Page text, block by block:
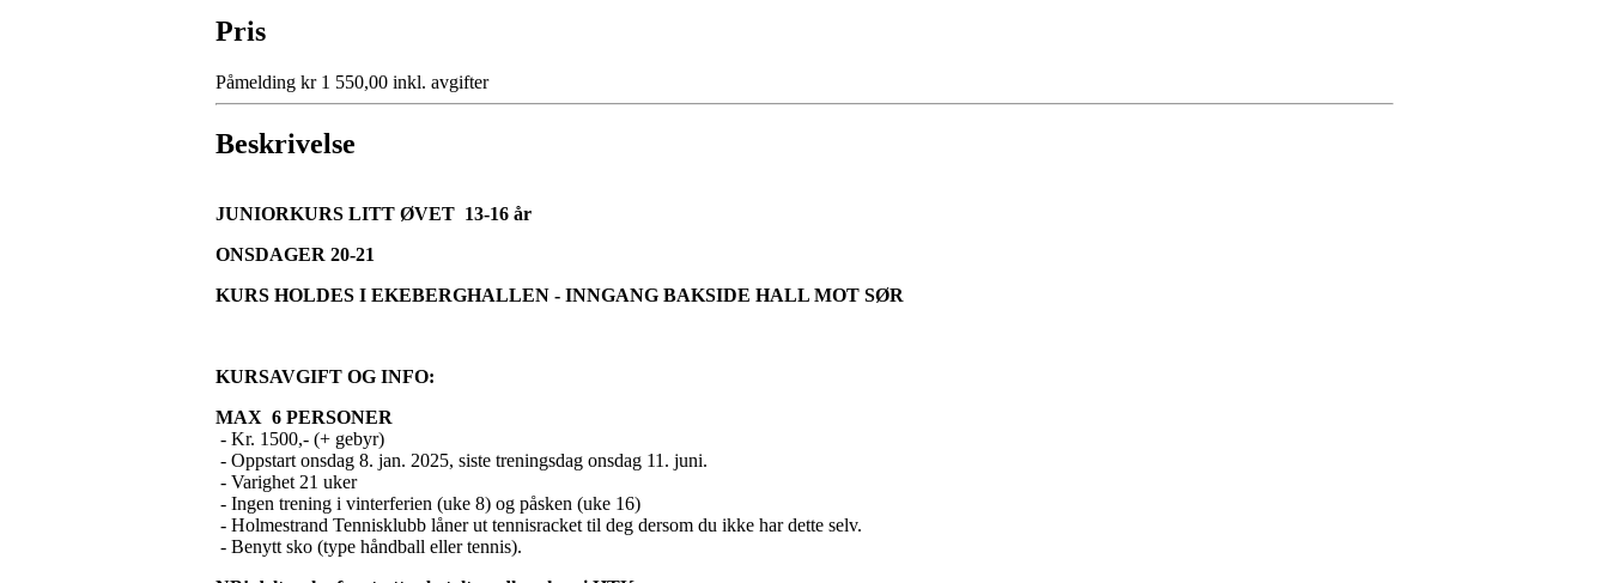
Pris
Påmelding kr 1 550,00 inkl. avgifter
Beskrivelse
JUNIORKURS LITT ØVET 13-16 år
ONSDAGER 20-21
KURS HOLDES I EKEBERGHALLEN - INNGANG BAKSIDE HALL MOT SØR
KURSAVGIFT OG INFO:
MAX 6 PERSONER
- Kr. 1500,- (+ gebyr)
- Oppstart onsdag 8. jan. 2025, siste treningsdag onsdag 11. juni.
- Varighet 21 uker
- Ingen trening i vinterferien (uke 8) og påsken (uke 16)
- Holmestrand Tennisklubb låner ut tennisracket til deg dersom du ikke har dette selv.
- Benytt sko (type håndball eller tennis).